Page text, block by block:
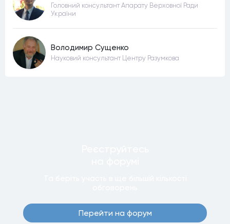
Головний консультант Апарату Верховної Ради
України
Володимир Сущенко
Науковий консультант Центру Разумкова
Перейти на форум